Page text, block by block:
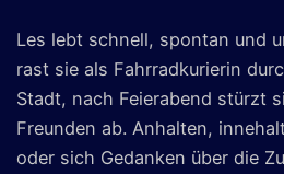
Les lebt schnell, spontan und
rast sie als Fahrradkurierin
Stadt, nach Feierabend stürzt
Freunden ab. Anhalten,
oder sich Gedanken über die